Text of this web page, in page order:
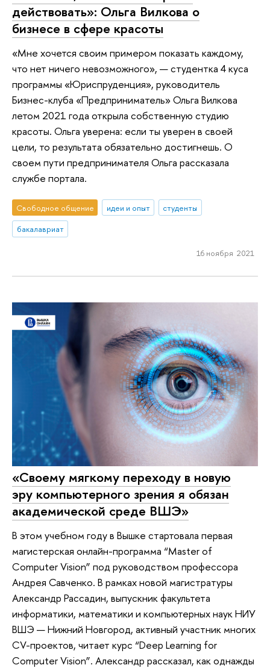
действовать»: Ольга Вилкова о
бизнесе в сфере красоты
«Мне хочется своим примером показать каждому,
что нет ничего невозможного», — студентка 4 куса
программы «Юриспруденция», руководитель
Бизнес-клуба «Предприниматель» Ольга Вилкова
летом 2021 года открыла собственную студию
красоты. Ольга уверена: если ты уверен в своей
цели, то результата обязательно достигнешь. О
своем пути предпринимателя Ольга рассказала
службе портала.
Свободное общение идеи и опыт
студенты
бакалавриат
16 ноября 2021
«Своему мягкому переходу в новую
эру компьютерного зрения я обязан
академической среде ВШЭ»
В этом учебном году в Вышке стартовала первая
магистерская онлайн-программа “Master of
Computer Vision” под руководством профессора
Андрея Савченко. В рамках новой магистратуры
Александр Рассадин, выпускник факультета
информатики, математики и компьютерных наук НИУ
ВШЭ — Нижний Новгород, активный участник многих
CV-проектов, читает курс “Deep Learning for
Сomputer Vision”. Александр рассказал, как однажды